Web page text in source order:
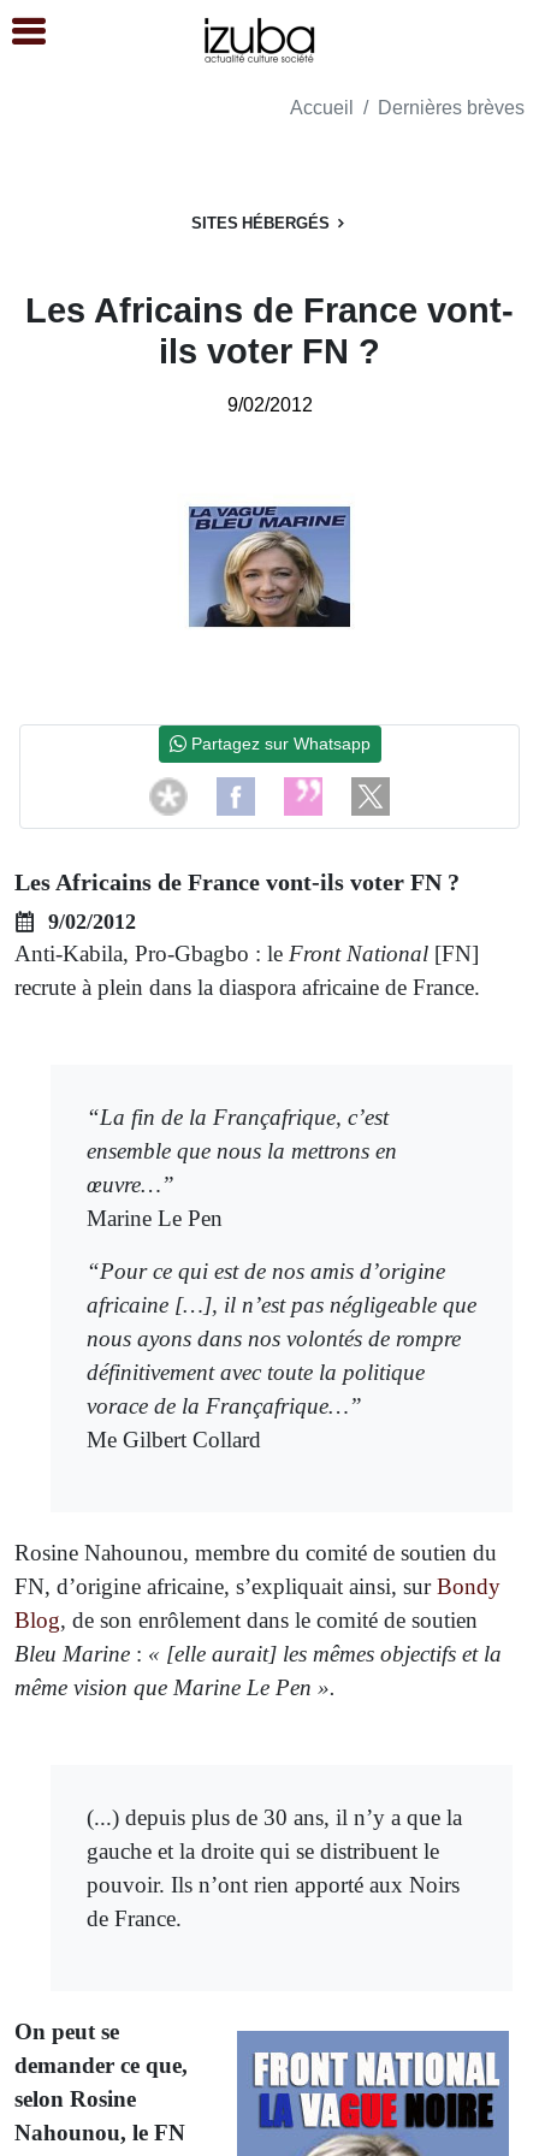
Accueil Dernières brèves
SITES HÉBERGÉS
Les Africains de France vont-
ils voter FN ?
9/02/2012
Les Africains de France vont-ils voter FN ?
9/02/2012
Anti-Kabila, Pro-Gbagbo : le Front National [FN]
recrute à plein dans la diaspora africaine de France.
“La fin de la Françafrique, c’est
ensemble que nous la mettrons en
œuvre…”
Marine Le Pen
“Pour ce qui est de nos amis d’origine
africaine […], il n’est pas négligeable que
nous ayons dans nos volontés de rompre
définitivement avec toute la politique
vorace de la Françafrique…”
Me Gilbert Collard
Rosine Nahounou, membre du comité de soutien du
FN, d’origine africaine, s’expliquait ainsi, surBondy
Blog, de son enrôlement dans le comité de soutien
Bleu Marine : « [elle aurait] les mêmes objectifs et la
même vision que Marine Le Pen ».
(...) depuis plus de 30 ans, il n’y a que la
gauche et la droite qui se distribuent le
pouvoir. Ils n’ont rien apporté aux Noirs
de France.
On peut se
demander ce que,
selon Rosine
Nahounou, le FN
Partagez sur Whatsapp